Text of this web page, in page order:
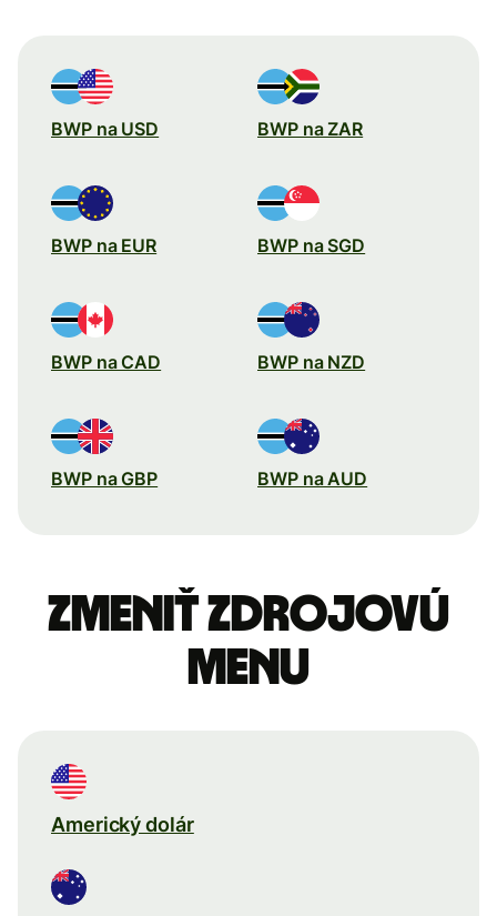
BWP na USD BWP na ZAR
BWP na EUR BWP na SGD
BWP na CAD BWP na NZD
BWP na GBP BWP na AUD
Zmeniť zdrojovú
menu
Americký dolár